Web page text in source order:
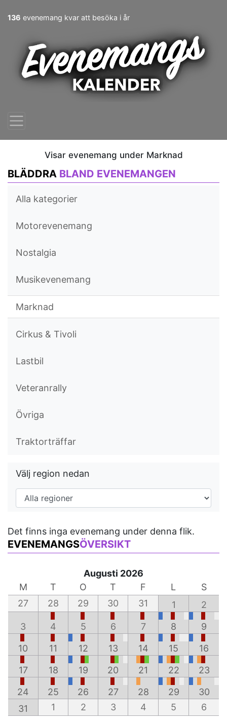
136 evenemang kvar att besöka i år
Visar evenemang under Marknad
BLÄDDRA BLAND EVENEMANGEN
Alla kategorier
Motorevenemang
Nostalgia
Musikevenemang
Marknad
Cirkus & Tivoli
Lastbil
Veteranrally
Övriga
Traktorträffar
Välj region nedan
Det finns inga evenemang under denna flik.
EVENEMANGSÖVERSIKT
Augusti 2026
M
T O T F L
S
27
28 29 30 31 1 2
3 4 5 6 7 8 9
10 11 12 13 14 15 16
17 18 19 20 21 22 23
24 25 26 27 28 29
30
31
1 2 3 4 5 6